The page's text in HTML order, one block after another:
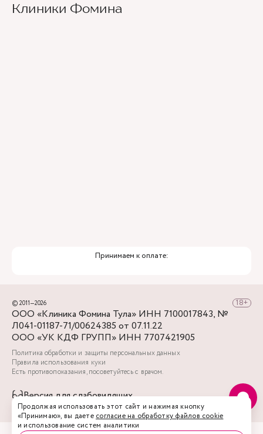
Ведущие врачи региона
Клиники Фомина
Принимаем к оплате:
© 2011—2026
ООО «Клиника Фомина Тула» ИНН 7100017843, №
Л041-01187-71/00624385 от 07.11.22
ООО «УК КДФ ГРУПП» ИНН 7707421905
Политика обработки и защиты персональных данных
Правила использования куки
Есть противопоказания, посоветуйтесь с врачом.
Версия для слабовидящих
Продолжая использовать этот сайт и нажимая кнопку
«Принимаю», вы даете согласие на обработку файлов cookie
и использование систем аналитики